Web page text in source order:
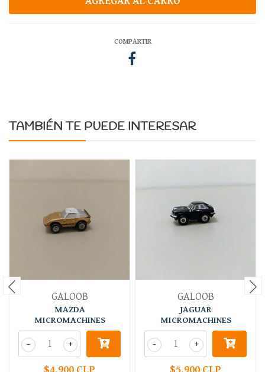
COMPARTIR
TAMBIÉN TE PUEDE INTERESAR
GALOOB
MAZDA
MICROMACHINES
+
-
GALOOB
JAGUAR
MICROMACHINES
+
-